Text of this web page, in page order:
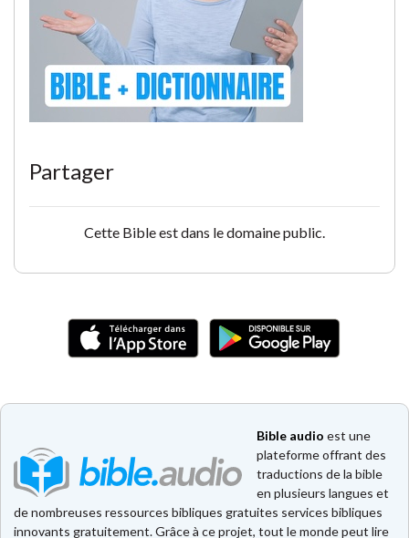
Partager
Cette Bible est dans le domaine public.
Bible audio est une
plateforme offrant des
traductions de la bible
en plusieurs langues et
de nombreuses ressources bibliques gratuites services bibliques
innovants gratuitement. Grâce à ce projet, tout le monde peut lire